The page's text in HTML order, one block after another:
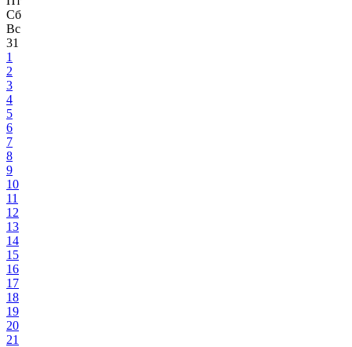
Сб
Вс
31
1
2
3
4
5
6
7
8
9
10
11
12
13
14
15
16
17
18
19
20
21